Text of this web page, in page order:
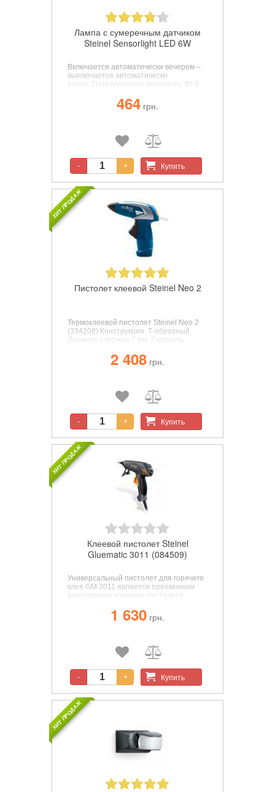
Лампа с сумеречным датчиком
Steinel Sensorlight LED 6W
Включается автоматически вечером –
выключается автоматически
утром.
Потребляемая мощность, Вт 6
Совпадает с обычной
лампой накаливания и подходит ко
464 грн.
- + Купить
ХИТ ПРОДАЖ
Пистолет клеевой Steinel Neo 2
Термоклеевой пистолет Steinel Neo 2
(334208) Конструкция: Т-образный.
Диаметр стержня 7 мм. Скорость
мин. Макс. Рабочая температура 170
°С. Функции: индикатор нагрева.
батареи 3.6 В. Тип батареи: Li-Ion.
2 408 грн.
- + Купить
ХИТ ПРОДАЖ
Клеевой пистолет Steinel
Gluematic 3011 (084509)
Универсальный пистолет для горячего
клея GM 3011 является преемником
популярного клеевого пистолета
клеевые стержни диаметром 11 мм со
скоростью потока 16 г/мин. он
склеиванию можно быстро и легко
реализовать с помощью
пистолета.
1 630 грн.
- + Купить
ХИТ ПРОДАЖ